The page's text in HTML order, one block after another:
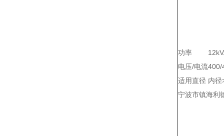
功率
电压/电流400/
适用直径 内
宁波市镇海利